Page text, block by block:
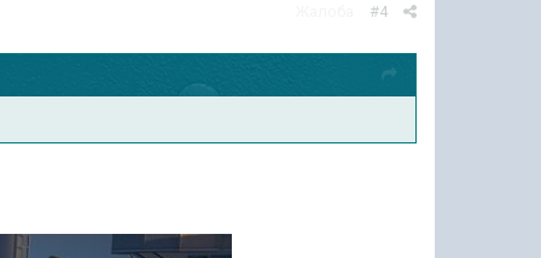
#4